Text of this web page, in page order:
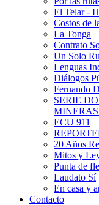
El Telar -
Costos de
La Tonga
Contrato
Un Solo
Lenguas
Diálogos
Fernando
SERIE
ECU 911
20 Años
Mitos y
Punta de
Laudato Sí
En casa y
Contacto